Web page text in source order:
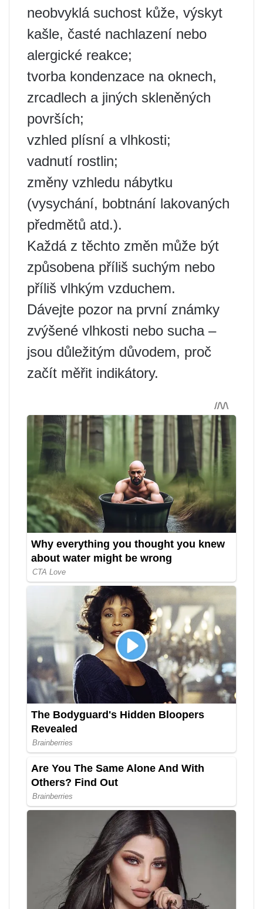
neobvyklá suchost kůže, výskyt
kašle, časté nachlazení nebo
alergické reakce;
tvorba kondenzace na oknech,
zrcadlech a jiných skleněných
površích;
vzhled plísní a vlhkosti;
vadnutí rostlin;
změny vzhledu nábytku
(vysychání, bobtnání lakovaných
předmětů atd.).
Každá z těchto změn může být
způsobena příliš suchým nebo
příliš vlhkým vzduchem.
Dávejte pozor na první známky
zvýšené vlhkosti nebo sucha –
jsou důležitým důvodem, proč
začít měřit indikátory.